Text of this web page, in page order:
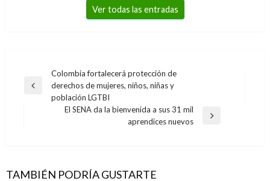
Ver todas las entradas
Navegación
de
entradas
Entrada
anterior
Colombia fortalecerá protección de
derechos de mujeres, niños, niñas y
población LGTBI
El SENA da la bienvenida a sus 31 mil
aprendices nuevos
TAMBIÉN PODRÍA GUSTARTE
durante suicidio de madre e hijo en Ibagué